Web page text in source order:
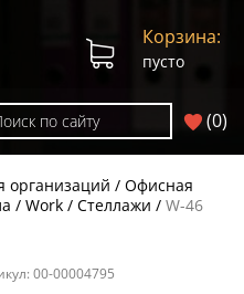
(0)
Корзина:
пусто
организаций
Офисная
Work Стеллажи
W-46
00-00004795